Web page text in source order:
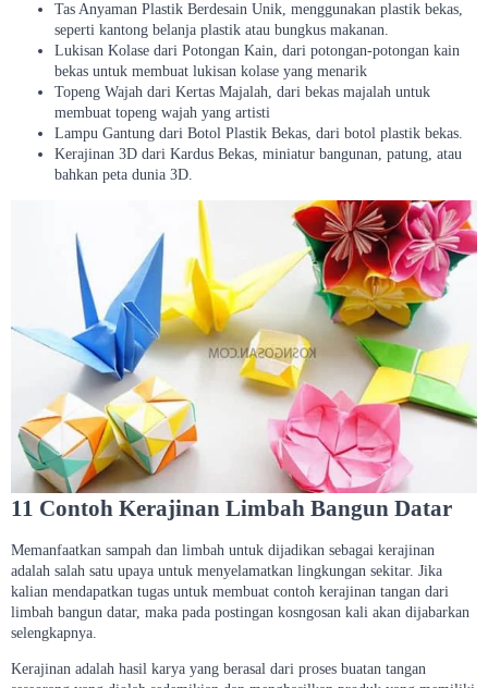
Tas Anyaman Plastik Berdesain Unik, menggunakan plastik bekas,
seperti kantong belanja plastik atau bungkus makanan.
Lukisan Kolase dari Potongan Kain, dari potongan-potongan kain
bekas untuk membuat lukisan kolase yang menarik
Topeng Wajah dari Kertas Majalah, dari bekas majalah untuk
membuat topeng wajah yang artisti
Lampu Gantung dari Botol Plastik Bekas, dari botol plastik bekas.
Kerajinan 3D dari Kardus Bekas, miniatur bangunan, patung, atau
bahkan peta dunia 3D.
11 Contoh Kerajinan Limbah Bangun Datar
Memanfaatkan sampah dan limbah untuk dijadikan sebagai kerajinan
adalah salah satu upaya untuk menyelamatkan lingkungan sekitar. Jika
kalian mendapatkan tugas untuk membuat contoh kerajinan tangan dari
limbah bangun datar, maka pada postingan kosngosan kali akan dijabarkan
selengkapnya.
Kerajinan adalah hasil karya yang berasal dari proses buatan tangan